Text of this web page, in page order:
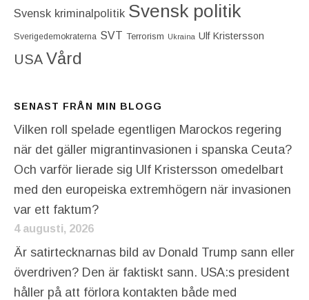
Svensk kriminalpolitik Svensk politik
Sverigedemokraterna SVT Terrorism Ukraina Ulf Kristersson
USA Vård
SENAST FRÅN MIN BLOGG
Vilken roll spelade egentligen Marockos regering
när det gäller migrantinvasionen i spanska Ceuta?
Och varför lierade sig Ulf Kristersson omedelbart
med den europeiska extremhögern när invasionen
var ett faktum?
4 augusti, 2026
Är satirtecknarnas bild av Donald Trump sann eller
överdriven? Den är faktiskt sann. USA:s president
håller på att förlora kontakten både med